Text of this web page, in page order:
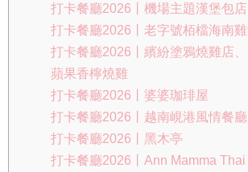
打卡餐廳2026丨機場主題漢堡包店
打卡餐廳2026丨老字號栢檔海南
打卡餐廳2026丨繽紛塗鴉燒雞店
蘋果香檸燒雞
打卡餐廳2026丨婆婆珈琲屋
打卡餐廳2026丨越南峴港風情餐廳
打卡餐廳2026丨黑木亭
打卡餐廳2026丨Ann Mamma